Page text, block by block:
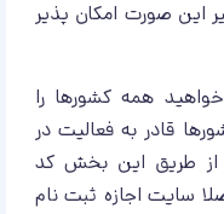
این صورت امکان پذیر
همه کشور‌ها را
قادر به فعالیت در
از طریق این بخش کد
سایت اجازه ثبت نام